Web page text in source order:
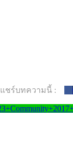
แชร์บทความนี้ :